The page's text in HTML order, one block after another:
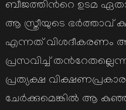
ബീജത്തിന്‍റെ ഉടമ
ആ സ്ത്രീയുടെ ഭര്‍ത്താവ്
എന്നത് വിശദീകരണം
പ്രസവിച്ച്
പ്രത്യക്ഷ
ചേര്‍ക്കുമെങ്കില്‍ ആ